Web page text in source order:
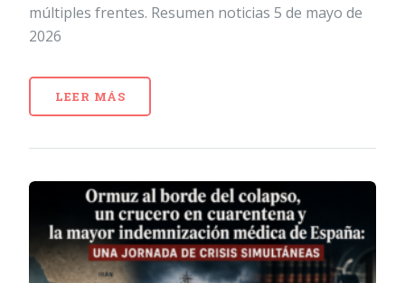
múltiples frentes. Resumen noticias 5 de mayo de
2026
LEER MÁS